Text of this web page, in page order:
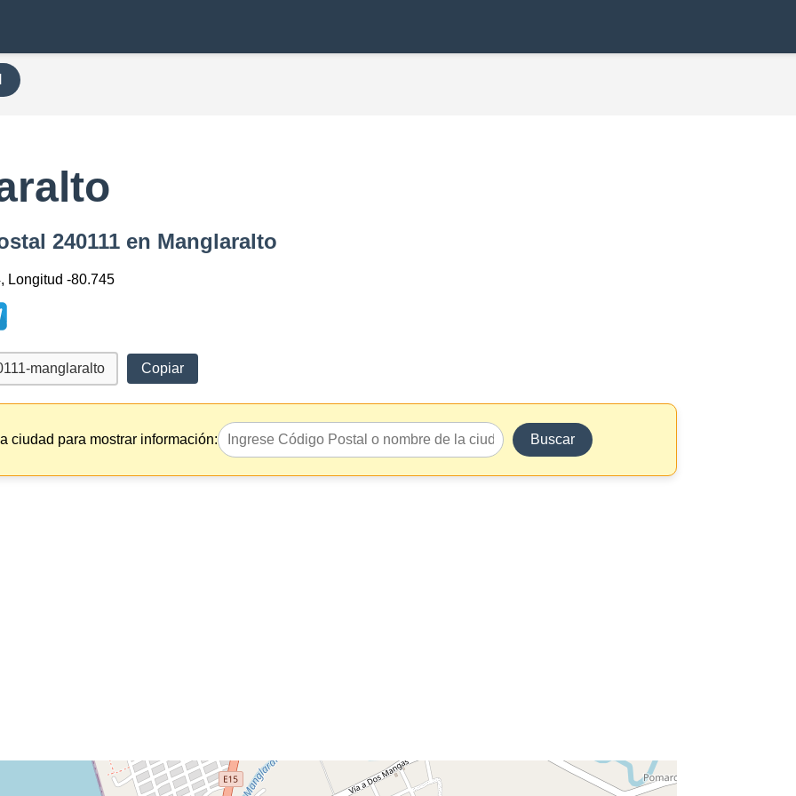
240111 en Manglaralto
Longitud -80.745
Copiar
ciudad para mostrar información: Buscar